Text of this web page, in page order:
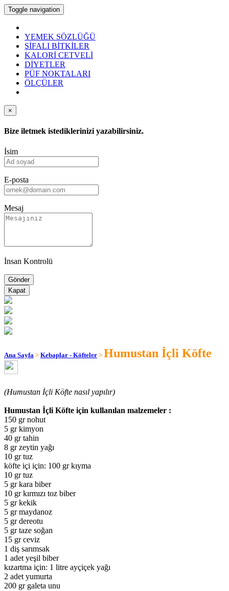
Toggle navigation
YEMEK SÖZLÜĞÜ
ŞİFALI BİTKİLER
KALORİ CETVELİ
DİYETLER
PÜF NOKTALARI
ÖLÇÜLER
×
Bize iletmek istediklerinizi yazabilirsiniz.
İsim
E-posta
Mesaj
İnsan Kontrolü
Kapat
Ana Sayfa > Kebaplar - Köfteler > Humustan İçli Köfte
(Humustan İçli Köfte nasıl yapılır)
Humustan İçli Köfte için kullanılan malzemeler :
150 gr nohut
5 gr kimyon
40 gr tahin
8 gr zeytin yağı
10 gr tuz
köfte içi için: 100 gr kıyma
10 gr tuz
5 gr kara biber
10 gr kırmızı toz biber
5 gr kekik
5 gr maydanoz
5 gr dereotu
5 gr taze soğan
15 gr ceviz
1 diş sarımsak
1 adet yeşil biber
kızartma için: 1 litre ayçiçek yağı
2 adet yumurta
200 gr galeta unu